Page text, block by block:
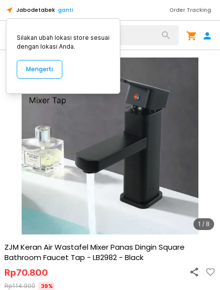
Jabodetabek ganti Order Tracking
Alat Kopi
1 / 8
ZJM Keran Air Wastafel Mixer Panas Dingin Square
Bathroom Faucet Tap - LB2982 - Black
Rp70.800
Rp114.900 39%
Silakan ubah lokasi store sesuai
dengan lokasi Anda.
Mengerti